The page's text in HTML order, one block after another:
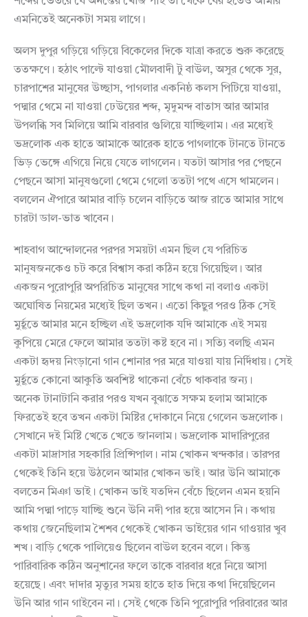
এমনিতেই অনেকটা সময় লাগে।
অলস দুপুর গড়িয়ে গড়িয়ে বিকেলের দিকে যাত্রা করতে শুরু করেছে
ততক্ষণে। হঠাৎ পাল্টে যাওয়া মৌলবাদী টু বাউল, অসুর থেকে সুর,
চারপাশের মানুষের উচ্ছাস, পাগলার একনিষ্ঠ কলস পিটিয়ে যাওয়া,
পদ্মার থেমে না যাওয়া ঢেউয়ের শব্দ, মৃদুমন্দ বাতাস আর আমার
উপলব্ধি সব মিলিয়ে আমি বারবার গুলিয়ে যাচ্ছিলাম। এর মধ্যেই
ভদ্রলোক এক হাতে আমাকে আরেক হাতে পাগলাকে টানতে টানতে
ভিড় ভেঙ্গে এগিয়ে নিয়ে যেতে লাগলেন। যতটা আসার পর পেছনে
পেছনে আসা মানুষগুলো থেমে গেলো ততটা পথে এসে থামলেন।
বললেন ঐপারে আমার বাড়ি চলেন বাড়িতে আজ রাতে আমার সাথে
চারটা ডাল-ভাত খাবেন।
শাহবাগ আন্দোলনের পরপর সময়টা এমন ছিল যে পরিচিত
মানুষজনকেও চট করে বিশ্বাস করা কঠিন হয়ে গিয়েছিল। আর
একজন পুরোপুরি অপরিচিত মানুষের সাথে কথা না বলাও একটা
অঘোষিত নিয়মের মধ্যেই ছিল তখন। এতো কিছুর পরও ঠিক সেই
মুর্হূতে আমার মনে হচ্ছিল এই ভদ্রলোক যদি আমাকে এই সময়
কুপিয়ে মেরে ফেলে আমার ততটা কষ্ট হবে না। সত্যি বলছি এমন
একটা হৃদয় নিংড়ানো গান শোনার পর মরে যাওয়া যায় নির্দিধায়। সেই
মুর্হূতে কোনো আকুতি অবশিষ্ট থাকেনা বেঁচে থাকবার জন্য।
অনেক টানাটানি করার পরও যখন বুঝাতে সক্ষম হলাম আমাকে
ফিরতেই হবে তখন একটা মিষ্টির দোকানে নিয়ে গেলেন ভদ্রলোক।
সেখানে দই মিষ্টি খেতে খেতে জানলাম। ভদ্রলোক মাদারিপুরের
একটা মাদ্রাসার সহকারি প্রিন্সিপাল। নাম খোকন খন্দকার। তারপর
থেকেই তিনি হয়ে উঠলেন আমার খোকন ভাই। আর উনি আমাকে
বলতেন মিঞা ভাই। খোকন ভাই যতদিন বেঁচে ছিলেন এমন হয়নি
আমি পদ্মা পাড়ে যাচ্ছি শুনে উনি নদী পার হয়ে আসেন নি। কথায়
কথায় জেনেছিলাম শৈশব থেকেই খোকন ভাইয়ের গান গাওয়ার খুব
শখ। বাড়ি থেকে পালিয়েও ছিলেন বাউল হবেন বলে। কিন্তু
পারিবারিক কঠিন অনুশানের ফলে তাকে বারবার ধরে নিয়ে আসা
হয়েছে। এবং দাদার মৃত্যুর সময় হাতে হাত দিয়ে কথা দিয়েছিলেন
উনি আর গান গাইবেন না। সেই থেকে তিনি পুরোপুরি পরিবারের আর